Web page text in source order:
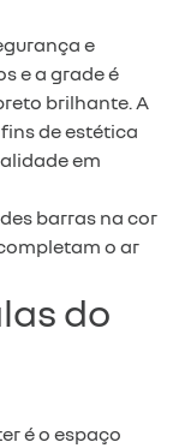
e
e a grade é
brilhante. A
de estética
em
barras na cor
o ar
do
é o espaço